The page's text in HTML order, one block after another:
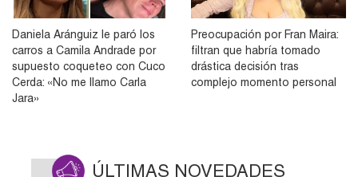
Daniela Aránguiz le paró los
carros a Camila Andrade por
supuesto coqueteo con Cuco
Cerda: «No me llamo Carla
Jara»
Preocupación por Fran Maira:
filtran que habría tomado
drástica decisión tras
complejo momento personal
ÚLTIMAS NOVEDADES